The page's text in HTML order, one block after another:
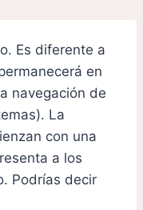
Es diferente a
en
navegación de
La
con una
a los
Podrías decir